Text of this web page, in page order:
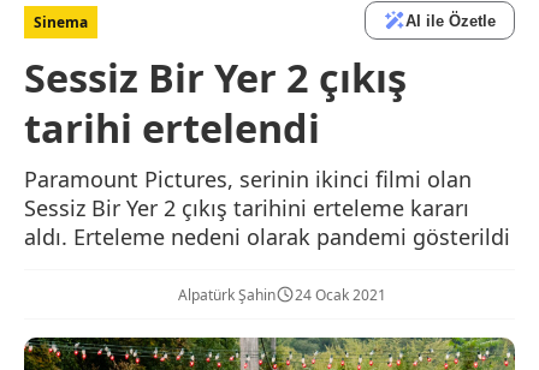
Sinema AI ile Özetle
Sessiz Bir Yer 2 çıkış
tarihi ertelendi
Paramount Pictures, serinin ikinci filmi olan
Sessiz Bir Yer 2 çıkış tarihini erteleme kararı
aldı. Erteleme nedeni olarak pandemi gösterildi
Alpatürk Şahin 24 Ocak 2021